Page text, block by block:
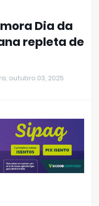
Dia da
repleta de
outubro 03, 2025